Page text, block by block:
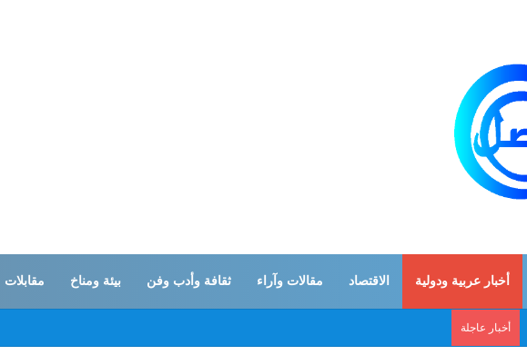
أخبار عربية ودولية الاقتصاد مقالات وآراء ثقافة وأدب وفن بيئة ومناخ مقابلات
أخبار عاجلة